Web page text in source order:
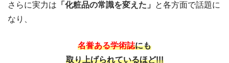
さらに実力は 「 化粧品の常識を変えた 」 と各方面で話題に
なり、
名誉ある学術誌にも
取り上げられているほど!!!